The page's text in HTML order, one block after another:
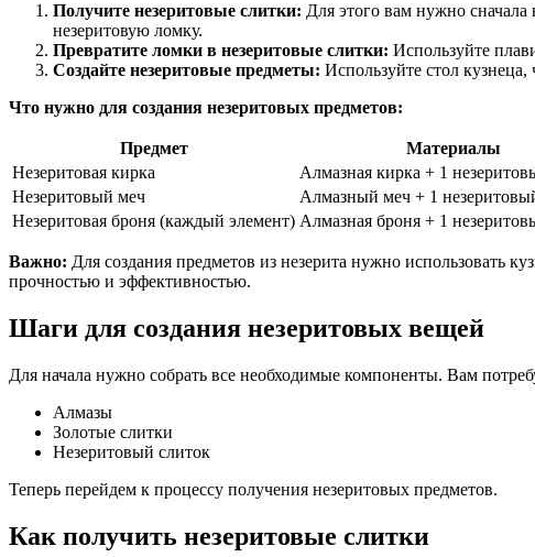
Получите незеритовые слитки: Для этого вам нужно
незеритовую ломку.
Превратите ломки в незеритовые слитки: Используйте
Создайте незеритовые предметы: Используйте стол
Что нужно для создания незеритовых предметов:
Предмет
Материалы
Незеритовая кирка
Алмазная кирка + 1
Незеритовый меч
Алмазный меч + 1
Незеритовая броня (каждый элемент) Алмазная броня + 1
Важно: Для создания предметов из незерита нужно использовать
прочностью и эффективностью.
Шаги для создания незеритовых вещей
Для начала нужно собрать все необходимые компоненты. Вам
Алмазы
Золотые слитки
Незеритовый слиток
Теперь перейдем к процессу получения незеритовых предметов.
Как получить незеритовые слитки